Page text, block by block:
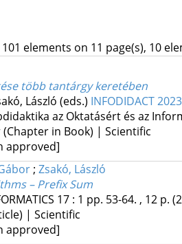
101 elements on 11 page(s), 10
több tantárgy keretében
László (eds.) INFODIDACT
az Oktatásért és az
in Book) | Scientific
approved]
; Zsakó, László
– Prefix Sum
17: 1 pp. 53-64. , 12 p.
| Scientific
approved]